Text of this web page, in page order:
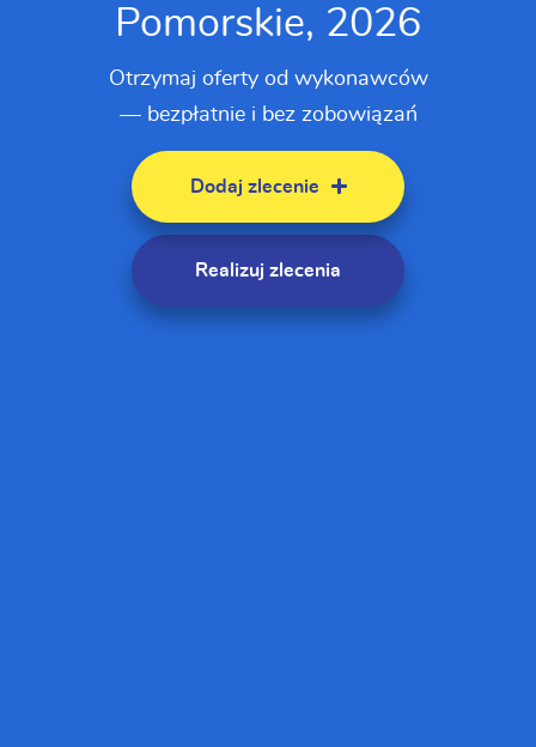
Pomorskie, 2026
Otrzymaj oferty od wykonawców
— bezpłatnie i bez zobowiązań
Dodaj zlecenie
Realizuj zlecenia